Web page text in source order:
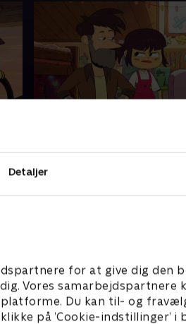
Detaljer
for at give dig den
Vores samarbejdspartnere
Du kan til- og
på ’Cookie-indstillinger’ i
Min giver dem stuearrest
leget med en af Halmonis